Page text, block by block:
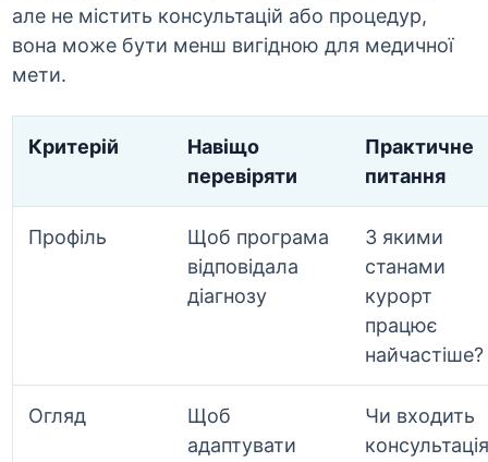
але не містить консультацій або процедур,
вона може бути менш вигідною для медичної
мети.
Критерій
Навіщо
перевіряти
Практичне
питання
Профіль
Щоб програма
відповідала
діагнозу
З якими
станами
курорт
працює
найчастіше?
Огляд
Щоб
адаптувати
Чи входить
консультація